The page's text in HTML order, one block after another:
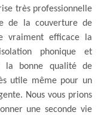
très professionnelle
de la couverture de
vraiment efficace la
phonique et
la bonne qualité de
utile même pour un
Nous vous prions
une seconde vie